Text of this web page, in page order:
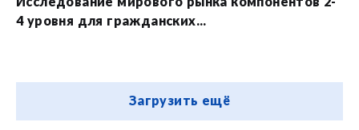
4 уровня для гражданских...
Загрузить ещё